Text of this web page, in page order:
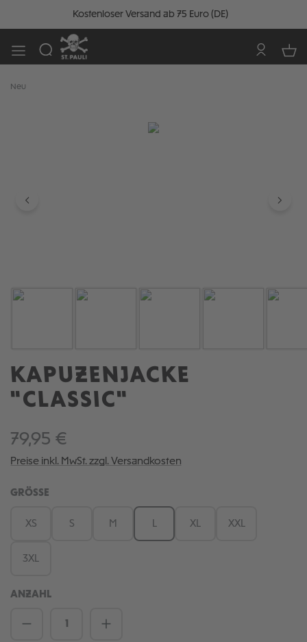
Kostenloser Versand ab 75 Euro (DE)
Neu
KAPUZENJACKE
"CLASSIC"
79,95 €
Preise inkl. MwSt. zzgl. Versandkosten
GRÖSSE
XS S M XL XXL
3XL
ANZAHL
Produkt Anzahl: Gib den gewünschten